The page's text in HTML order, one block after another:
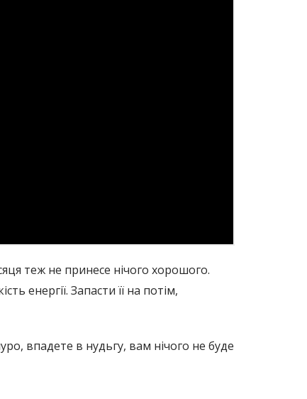
теж не принесе нічого хорошого.
енергії. Запасти її на потім,
впадете в нудьгу, вам нічого не буде